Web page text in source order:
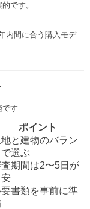
です。
内間に合う購入モデ
です
ポイント
と建物のバラン
で選ぶ
期間は2〜5日が
安
要書類を事前に準